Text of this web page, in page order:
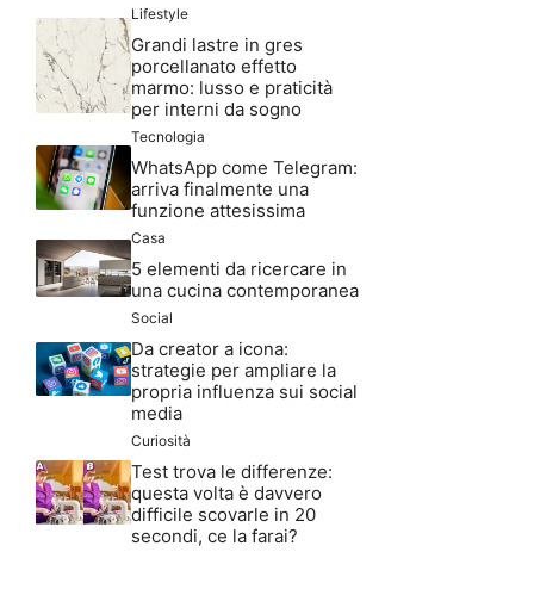
Lifestyle
Grandi lastre in gres
porcellanato effetto
marmo: lusso e praticità
per interni da sogno
Tecnologia
WhatsApp come Telegram:
arriva finalmente una
funzione attesissima
Casa
5 elementi da ricercare in
una cucina contemporanea
Social
Da creator a icona:
strategie per ampliare la
propria influenza sui social
media
Curiosità
Test trova le differenze:
questa volta è davvero
difficile scovarle in 20
secondi, ce la farai?